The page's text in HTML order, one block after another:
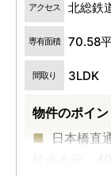
アクセス 北総鉄
専有面積 70.58
間取り 3LDK
物件のポイン
日本橋直
徒歩６分。